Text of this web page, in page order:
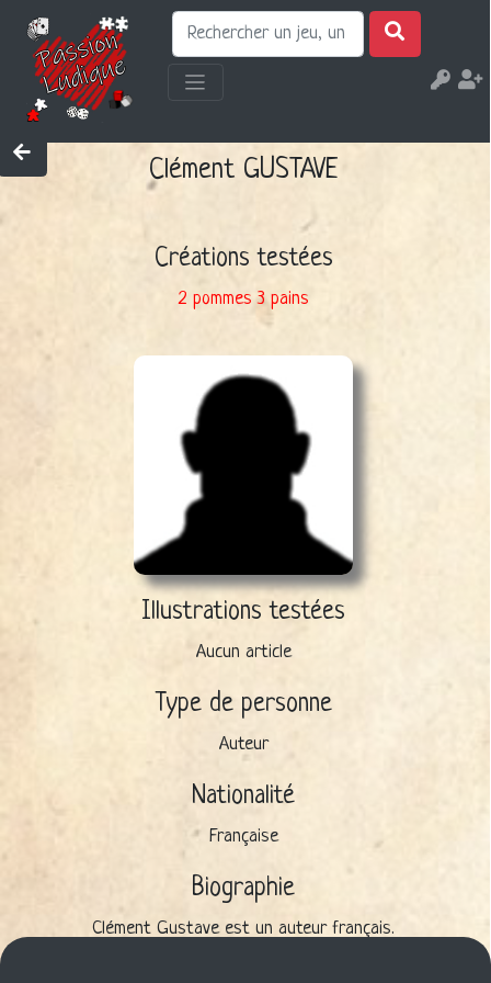
Clément GUSTAVE
Créations testées
2 pommes 3 pains
Illustrations testées
Aucun article
Type de personne
Auteur
Nationalité
Française
Biographie
Clément Gustave est un auteur français.